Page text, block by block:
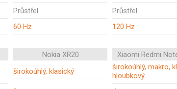
Průstřel
Průstřel
60 Hz 120 Hz
Nokia XR20
Xiaomi Redmi
širokoúhlý, klasický
širokoúhlý, makro,
hloubkový